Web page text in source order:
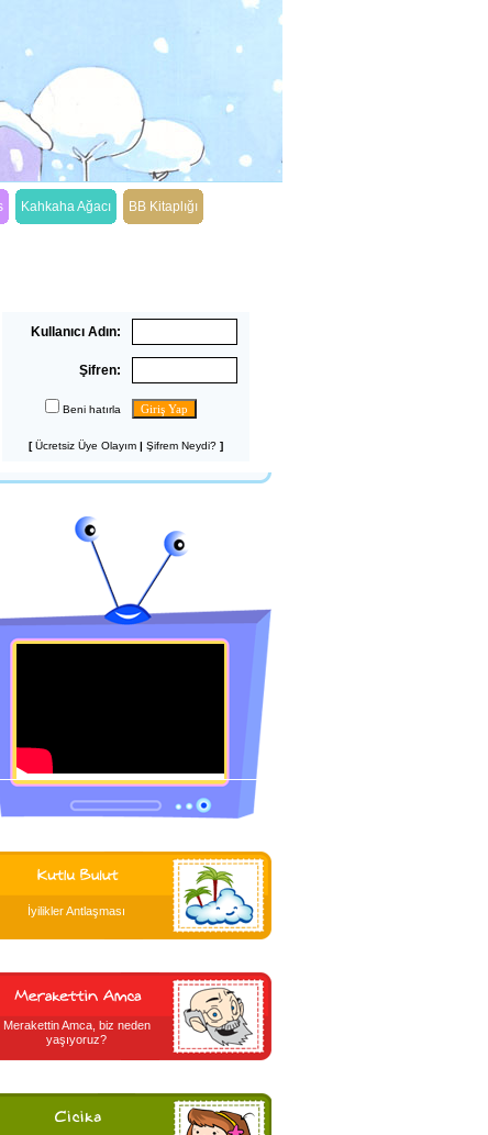
Kahkaha Ağacı BB Kitaplığı
Kullanıcı Adın:
Şifren:
Beni hatırla
[ Ücretsiz Üye Olayım | Şifrem Neydi? ]
İyilikler Antlaşması
Merakettin Amca, biz neden
yaşıyoruz?